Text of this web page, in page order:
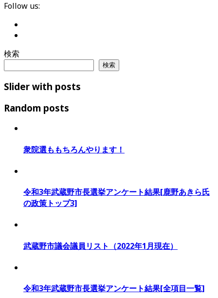
Follow us:
検索
検索
Slider with posts
Random posts
衆院選ももちろんやります！
令和3年武蔵野市長選挙アンケート結果[鹿野あきら氏
の政策トップ3]
武蔵野市議会議員リスト（2022年1月現在）
令和3年武蔵野市長選挙アンケート結果[全項目一覧]